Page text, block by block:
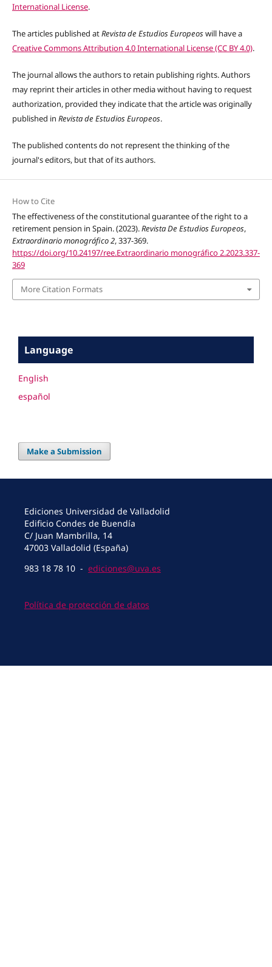
International License.
The articles published atRevista de Estudios Europeoswill have a
Creative Commons Attribution 4.0 International License (CC BY 4.0).
The journal allows the authors to retain publishing rights. Authors
may reprint their articles in other media without having to request
authorization, provided they indicate that the article was originally
published in Revista de Estudios Europeos.
The published contents do not represent the thinking of the
journal's editors, but that of its authors.
How to Cite
The effectiveness of the constitutional guarantee of the right to a
retirement pension in Spain. (2023).Revista De Estudios Europeos,
Extraordinario monográfico 2, 337-369.
https://doi.org/10.24197/ree.Extraordinario monográfico 2.2023.337-
369
More Citation Formats
Language
English
español
Make a Submission
Ediciones Universidad de Valladolid
Edificio Condes de Buendía
C/ Juan Mambrilla, 14
47003 Valladolid (España)
983 18 78 10 - ediciones@uva.es
Política de protección de datos